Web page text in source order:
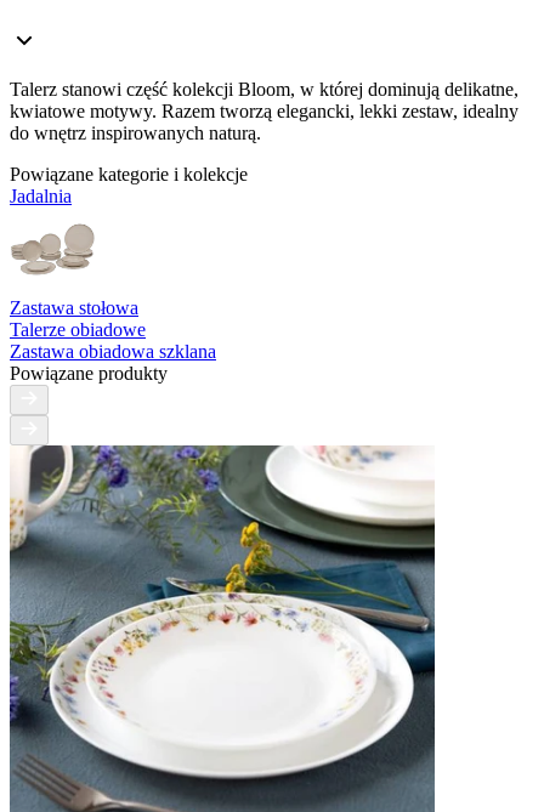
Talerz stanowi część kolekcji Bloom, w której dominują delikatne,
kwiatowe motywy. Razem tworzą elegancki, lekki zestaw, idealny
do wnętrz inspirowanych naturą.
Powiązane kategorie i kolekcje
Jadalnia
Zastawa stołowa
Talerze obiadowe
Zastawa obiadowa szklana
Powiązane produkty